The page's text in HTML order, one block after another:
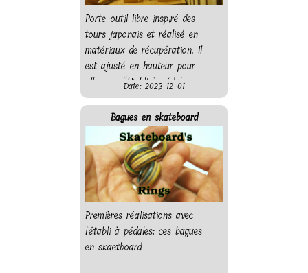
Porte-outil libre inspiré des
tours japonais et réalisé en
matériaux de récupération. Il
est ajusté en hauteur pour
aller sur l'établi à pédales.
Date: 2023-12-01
Bagues en skateboard
Premières réalisations avec
l'établi à pédales: ces bagues
en skaetboard